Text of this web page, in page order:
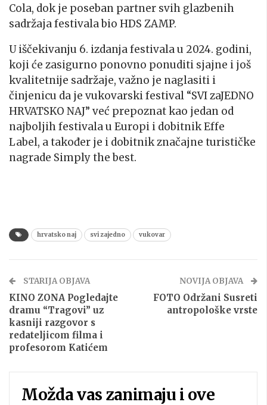
Cola, dok je poseban partner svih glazbenih
sadržaja festivala bio HDS ZAMP.
U iščekivanju 6. izdanja festivala u 2024. godini,
koji će zasigurno ponovno ponuditi sjajne i još
kvalitetnije sadržaje, važno je naglasiti i
činjenicu da je vukovarski festival “SVI zaJEDNO
HRVATSKO NAJ” već prepoznat kao jedan od
najboljih festivala u Europi i dobitnik Effe
Label, a također je i dobitnik značajne turističke
nagrade Simply the best.
hrvatsko naj svi zajedno vukovar
STARIJA OBJAVA
KINO ZONA Pogledajte
dramu “Tragovi” uz
kasniji razgovor s
redateljicom filma i
profesorom Katićem
NOVIJA OBJAVA
FOTO Održani Susreti
antropološke vrste
Možda vas zanimaju i ove